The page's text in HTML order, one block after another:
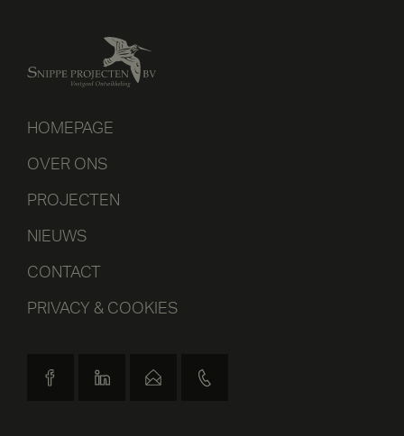
HOMEPAGE
OVER ONS
PROJECTEN
NIEUWS
CONTACT
PRIVACY & COOKIES